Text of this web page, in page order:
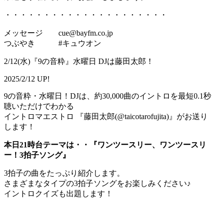
・・・・・・・・・・・・・・・・・・・・・
メッセージ cue@bayfm.co.jp
つぶやき #キュウオン
2/12(水)『9の音粋』水曜日 DJは藤田太郎！
2025/2/12 UP!
9の音粋・水曜日！DJは、約30,000曲のイントロを最短0.1秒
聴いただけでわかる
イントロマエストロ 『藤田太郎(@taicotarofujita)』がお送り
します！
本日21時台テーマは・・『ワンツースリー、ワンツースリ
ー！3拍子ソング』
3拍子の曲をたっぷり紹介します。
さまざまなタイプの3拍子ソングをお楽しみください♪
イントロクイズも出題します！